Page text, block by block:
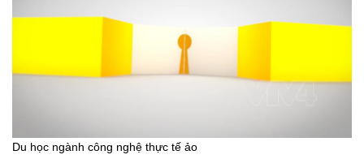
Du học ngành công nghệ thực tế ảo